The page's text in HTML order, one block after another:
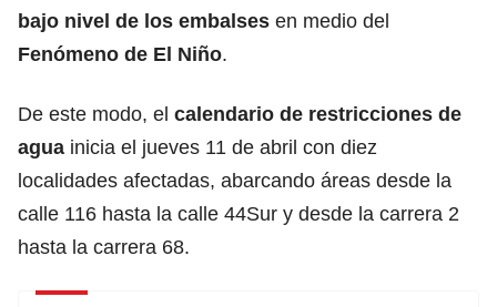
bajo nivel de los embalses en medio del
Fenómeno de El Niño.
De este modo, el calendario de restricciones de
agua inicia el jueves 11 de abril con diez
localidades afectadas, abarcando áreas desde la
calle 116 hasta la calle 44Sur y desde la carrera 2
hasta la carrera 68.